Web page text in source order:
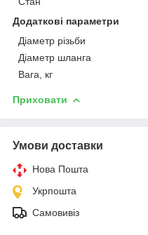
Додаткові параметри
Діаметр різьби
Діаметр шланга
Вага, кг
Приховати
Умови доставки
Нова Пошта
Укрпошта
Самовивіз